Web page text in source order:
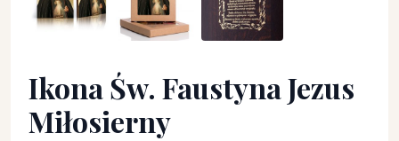
Ikona Św. Faustyna Jezus
Miłosierny